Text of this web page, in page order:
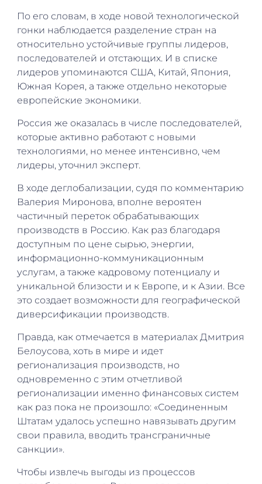
По его словам, в ходе новой технологической
гонки наблюдается разделение стран на
относительно устойчивые группы лидеров,
последователей и отстающих. И в списке
лидеров упоминаются США, Китай, Япония,
Южная Корея, а также отдельно некоторые
европейские экономики.
Россия же оказалась в числе последователей,
которые активно работают с новыми
технологиями, но менее интенсивно, чем
лидеры, уточнил эксперт.
В ходе деглобализации, судя по комментарию
Валерия Миронова, вполне вероятен
частичный переток обрабатывающих
производств в Россию. Как раз благодаря
доступным по цене сырью, энергии,
информационно-коммуникационным
услугам, а также кадровому потенциалу и
уникальной близости и к Европе, и к Азии. Все
это создает возможности для географической
диверсификации производств.
Правда, как отмечается в материалах Дмитрия
Белоусова, хоть в мире и идет
регионализация производств, но
одновременно с этим отчетливой
регионализации именно финансовых систем
как раз пока не произошло: «Соединенным
Штатам удалось успешно навязывать другим
свои правила, вводить трансграничные
санкции».
Чтобы извлечь выгоды из процессов